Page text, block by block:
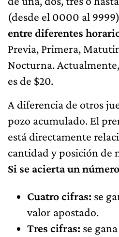
(desde el 0000 al
entre diferentes
Previa, Primera,
Nocturna.
es de $20.
A diferencia de otros
pozo acumulado. El
está directamente
cantidad y posición de
Si se acierta un
Cuatro cifras: se
valor apostado.
Tres cifras: se